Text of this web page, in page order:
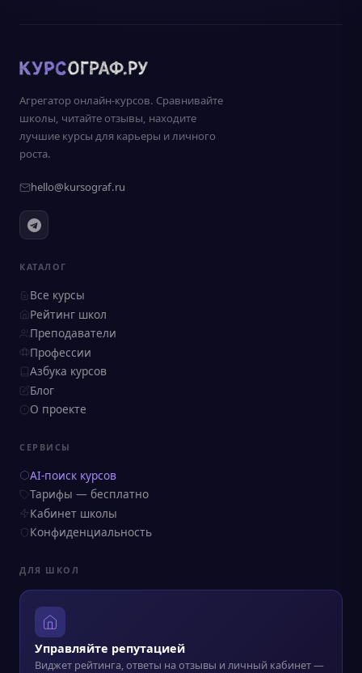
Агрегатор онлайн-курсов. Сравнивайте
школы, читайте отзывы, находите
лучшие курсы для карьеры и личного
роста.
hello@kursograf.ru
КАТАЛОГ
Все курсы
Рейтинг школ
Преподаватели
Профессии
Азбука курсов
Блог
О проекте
СЕРВИСЫ
AI-поиск курсов
Тарифы — бесплатно
Кабинет школы
Конфиденциальность
ДЛЯ ШКОЛ
Управляйте репутацией
Виджет рейтинга, ответы на отзывы и личный кабинет —